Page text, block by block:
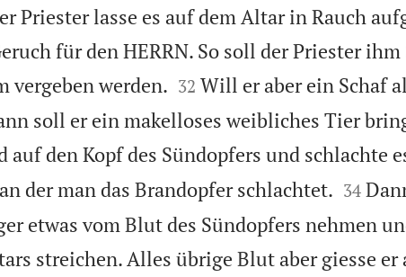
Priester lasse es auf dem Altar in Rauch
für den HERRN. So soll der Priester ihm
vergeben werden.
32 Will er aber ein Schaf
soll er ein makelloses weibliches Tier
auf den Kopf des Sündopfers und schlachte
der man das Brandopfer schlachtet.
34
etwas vom Blut des Sündopfers nehmen
streichen. Alles übrige Blut aber giesse er